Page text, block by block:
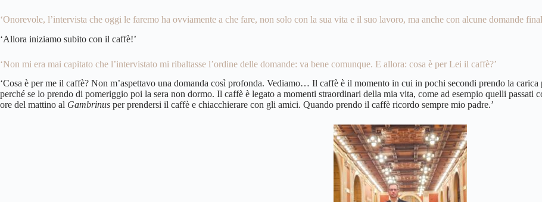
‘Onorevole, l’intervista che oggi le faremo ha ovviamente a che fare, non solo con la sua vita e il suo lavoro, ma anche con alcune domande
‘Allora iniziamo subito con il caffè!’
‘Non mi era mai capitato che l’intervistato mi ribaltasse l’ordine delle domande: va bene comunque. E allora: cosa è per Lei il caffè?’
‘Cosa è per me il caffè? Non m’aspettavo una domanda così profonda. Vediamo… Il caffè è il momento in cui in pochi secondi prendo la
perché se lo prendo di pomeriggio poi la sera non dormo. Il caffè è legato a momenti straordinari della mia vita, come ad esempio quelli
ore del mattino al Gambrinus per prendersi il caffè e chiacchierare con gli amici. Quando prendo il caffè ricordo sempre mio padre.’